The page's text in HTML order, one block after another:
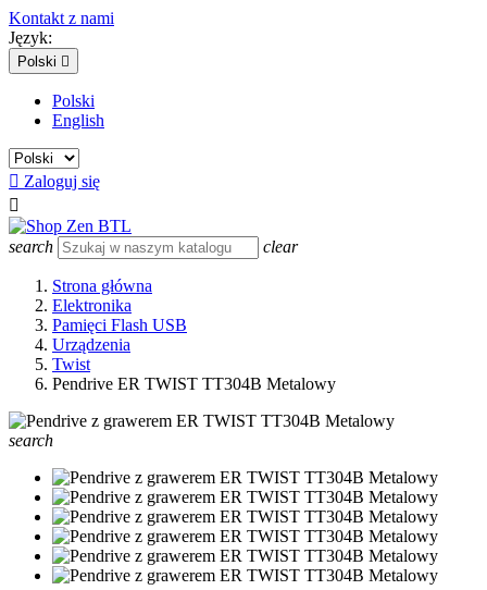
Kontakt z nami
Język:
Polski 
Polski
English
 Zaloguj się

search clear
Strona główna
Elektronika
Pamięci Flash USB
Urządzenia
Twist
Pendrive ER TWIST TT304B Metalowy
search